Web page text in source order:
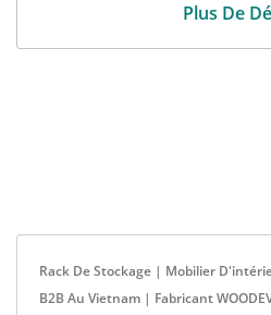
Plus De
Rack De Stockage | Mobilier
B2B Au Vietnam | Fabricant